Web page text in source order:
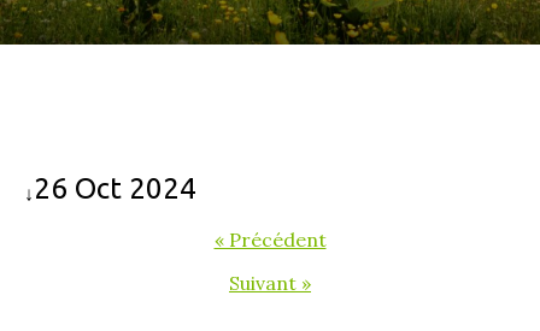
↓ 26 Oct 2024
« Précédent
Suivant »